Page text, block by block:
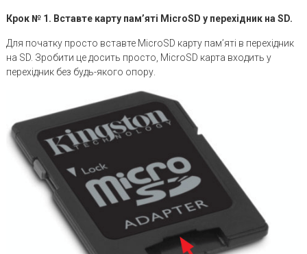
Крок № 1. Вставте карту пам’яті MicroSD у перехідник на SD.
Для початку просто вставте MicroSD карту пам’яті в перехідник
на SD. Зробити це досить просто, MicroSD карта входить у
перехідник без будь-якого опору.